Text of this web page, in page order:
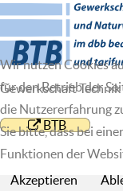
Gewerkschaft
BTB
Wir nutzen Cookies
für den Betrieb der
die Nutzererfahrung
Sie bitte, dass bei
Funktionen der
Akzeptieren